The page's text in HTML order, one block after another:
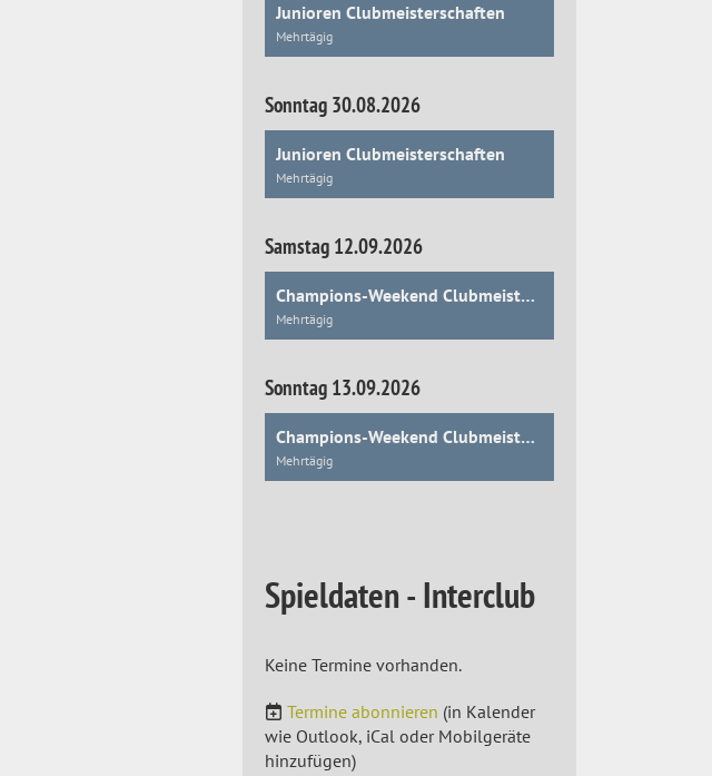
Junioren Clubmeisterschaften
Mehrtägig
Sonntag 30.08.2026
Junioren Clubmeisterschaften
Mehrtägig
Samstag 12.09.2026
Champions-Weekend Clubmeisterschaften
Mehrtägig
Sonntag 13.09.2026
Champions-Weekend Clubmeisterschaften
Mehrtägig
Spieldaten - Interclub
Keine Termine vorhanden.
Termine abonnieren (in Kalender
wie Outlook, iCal oder Mobilgeräte
hinzufügen)